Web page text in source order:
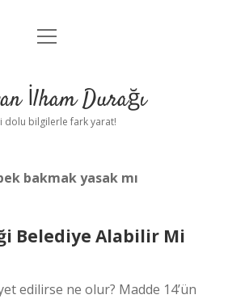
Anasayfa
Yasal Uyarı
menüyü
İlham Durağı
dolu bilgilerle fark yarat!
bakmak yasak mı
Belediye Alabilir Mi
edilirse ne olur? Madde 14’ün